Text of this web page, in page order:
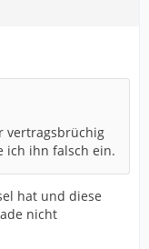
vertragsbrüchig
ich ihn falsch ein.
hat und diese
nicht